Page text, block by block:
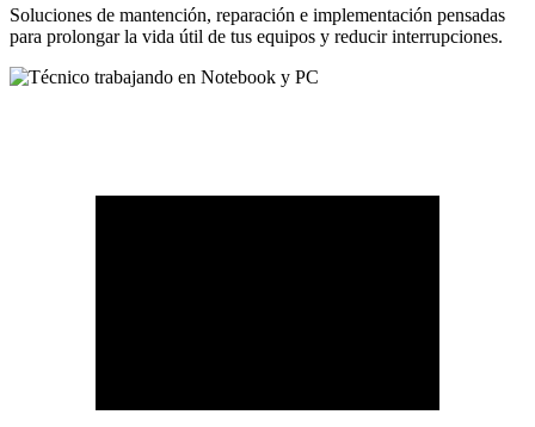
Soluciones de mantención, reparación e implementación pensadas
para prolongar la vida útil de tus equipos y reducir interrupciones.